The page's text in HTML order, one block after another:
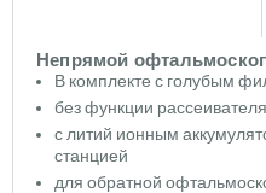
Непрямой
В комплекте с голубым
без функции рассеивателя
с литий ионным
станцией
для обратной